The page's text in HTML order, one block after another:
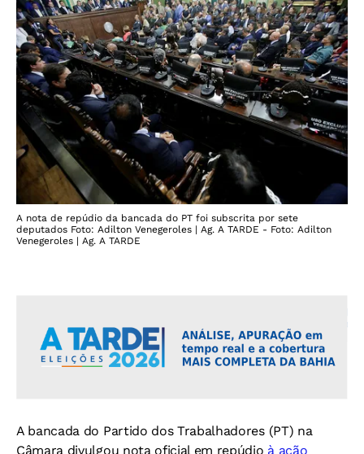
A nota de repúdio da bancada do PT foi subscrita por sete
deputados Foto: Adilton Venegeroles | Ag. A TARDE - Foto: Adilton
Venegeroles | Ag. A TARDE
A bancada do Partido dos Trabalhadores (PT) na
Câmara divulgou nota oficial em repúdio à ação